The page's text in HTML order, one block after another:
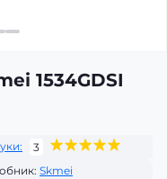
1534GDSI
3
Skmei